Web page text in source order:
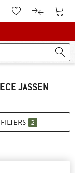
klantenaccount
Naar deNaar de
JASSEN
FILTERS 2